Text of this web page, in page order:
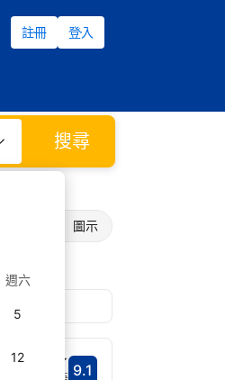
註冊 登入
週六
5
12
搜尋
圖示
9.1
好極了